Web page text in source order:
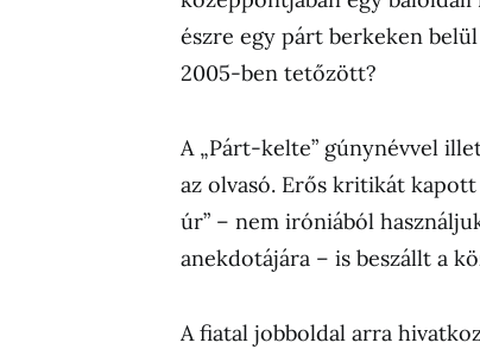
észre egy párt berkeken
2005-ben tetőzött?
A „Párt-kelte” gúnynévvel
az olvasó. Erős kritikát kapott
úr” – nem iróniából
anekdotájára – is beszállt a
A fiatal jobboldal arra